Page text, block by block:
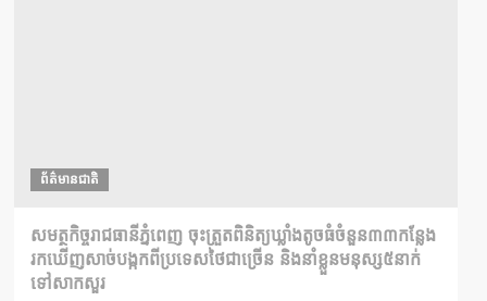
ព័ត៌មានជាតិ
សមត្ថកិច្ចរាជធានីភ្នំពេញ ចុះត្រួតពិនិត្យឃ្លាំងតូច​ធំ​ចំនួន៣៣កន្លែង
រក​ឃើញសាច់បង្កកពីប្រទេសថៃជាច្រើន និងនាំខ្លួនមនុស្ស៥នាក់
ទៅសាកសួរ